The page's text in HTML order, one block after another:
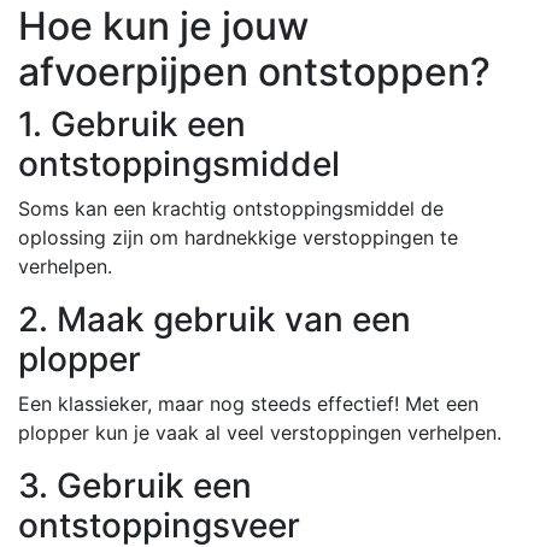
Hoe kun je jouw
afvoerpijpen ontstoppen?
1. Gebruik een
ontstoppingsmiddel
Soms kan een krachtig ontstoppingsmiddel de
oplossing zijn om hardnekkige verstoppingen te
verhelpen.
2. Maak gebruik van een
plopper
Een klassieker, maar nog steeds effectief! Met een
plopper kun je vaak al veel verstoppingen verhelpen.
3. Gebruik een
ontstoppingsveer